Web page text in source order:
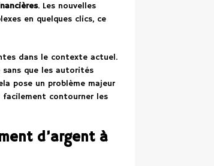
. Les nouvelles
en quelques clics, ce
dans le contexte actuel.
que les autorités
pose un problème majeur
contourner les
d’argent à